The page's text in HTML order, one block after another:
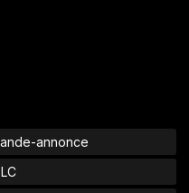
annonce